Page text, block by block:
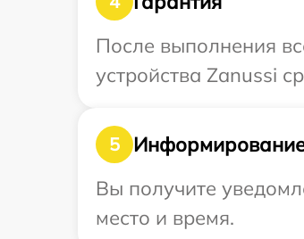
После выполнения
устройства Zanussi
5
Информирование
Вы получите
место и время.